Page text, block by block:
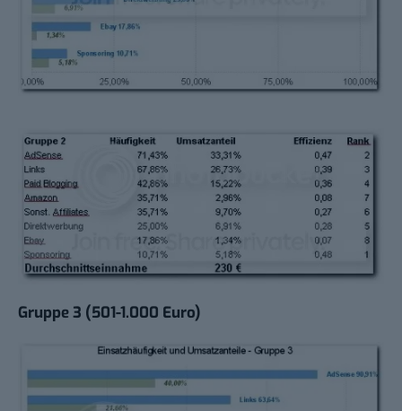
Gruppe 3 (501-1.000 Euro)